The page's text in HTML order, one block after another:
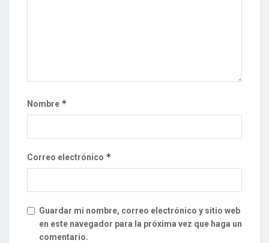
Nombre *
Correo electrónico *
Guardar mi nombre, correo electrónico y sitio web
en este navegador para la próxima vez que haga un
comentario.